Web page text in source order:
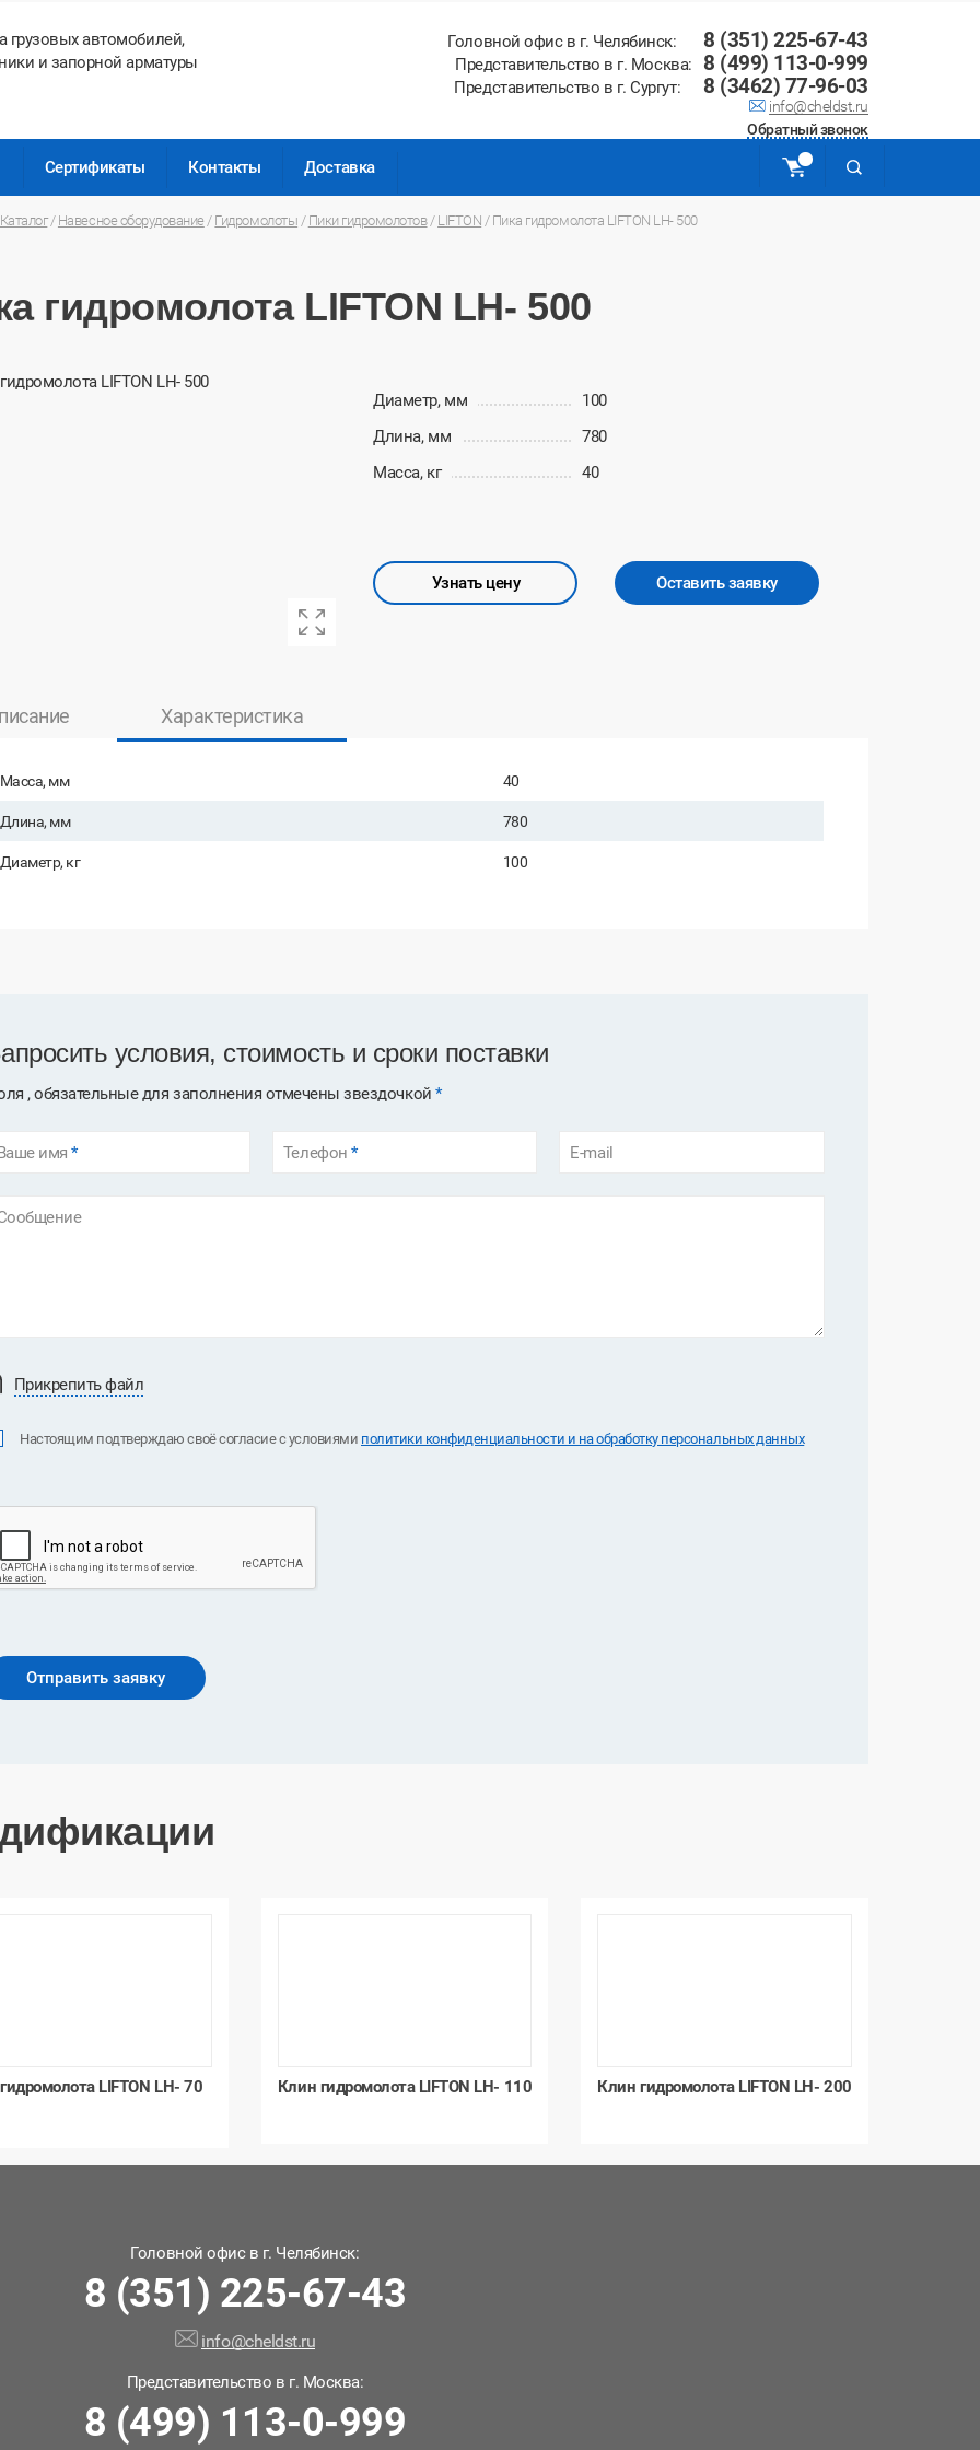
грузовых автомобилей,
и запорной арматуры
Головной офис в г. Челябинск: 8 (351) 225-67-43
Представительство в г. Москва: 8 (499) 113-0-999
Представительство в г. Сургут: 8 (3462) 77-96-03
info@cheldst.ru
Обратный звонок
Сертификаты Контакты Доставка
Каталог/ Навесное оборудование / Гидромолоты / Пики гидромолотов/ LIFTON / Пика гидромолота LIFTON LH- 500
гидромолота LIFTON LH- 500
Диаметр, мм
100
Длина, мм
780
Масса, кг
40
Узнать цену Оставить заявку
Характеристика
Масса, мм 40
Длина, мм 780
Диаметр, кг 100
условия, стоимость и сроки поставки
, обязательные для заполнения отмечены звездочкой*
имя* Телефон* E-mail
Прикрепить файл
Настоящим подтверждаю своё согласие с условиями политики конфиденциальноcти и на обработку персональных данных
LIFTON LH- 70 Клин гидромолота LIFTON LH- 110 Клин гидромолота LIFTON LH- 200
Головной офис в г. Челябинск:
8 (351) 225-67-43
info@cheldst.ru
Представительство в г. Москва:
8 (499) 113-0-999